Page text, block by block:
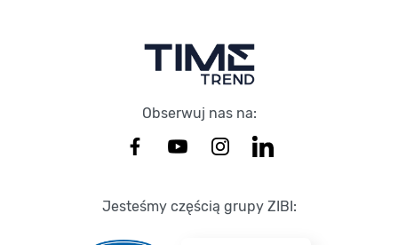
Obserwuj nas na:
Jesteśmy częścią grupy ZIBI: